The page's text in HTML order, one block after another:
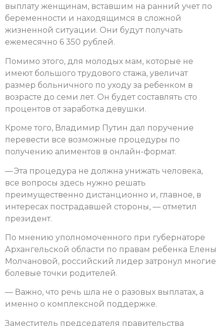
выплату женщинам, вставшим на ранний учет по
беременности и находящимся в сложной
жизненной ситуации. Они будут получать
ежемесячно 6 350 рублей.
Помимо этого, для молодых мам, которые не
имеют большого трудового стажа, увеличат
размер больничного по уходу за ребенком в
возрасте до семи лет. Он будет составлять сто
процентов от заработка девушки.
Кроме того, Владимир Путин дал поручение
перевести все возможные процедуры по
получению алиментов в онлайн-формат.
— Эта процедура не должна унижать человека,
все вопросы здесь нужно решать
преимущественно дистанционно и, главное, в
интересах пострадавшей стороны, — отметил
президент.
По мнению уполномоченного при губернаторе
Архангельской области по правам ребенка Елены
Молчановой, российский лидер затронул многие
болевые точки родителей.
— Важно, что речь шла не о разовых выплатах, а
именно о комплексной поддержке.
Заместитель председателя правительства